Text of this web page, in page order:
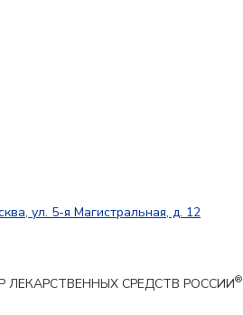
ул. 5-я Магистральная, д. 12
ЛЕКАРСТВЕННЫХ СРЕДСТВ РОССИИ®